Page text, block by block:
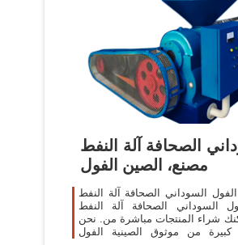
الصحافة آلة النفط
مصنع، الصين الفول
السوداني الصحافة آلة النفط
السوداني الصحافة آلة النفط
شراء المنتجات مباشرة من. نحن
كبيرة من موثوق الصينية الفول